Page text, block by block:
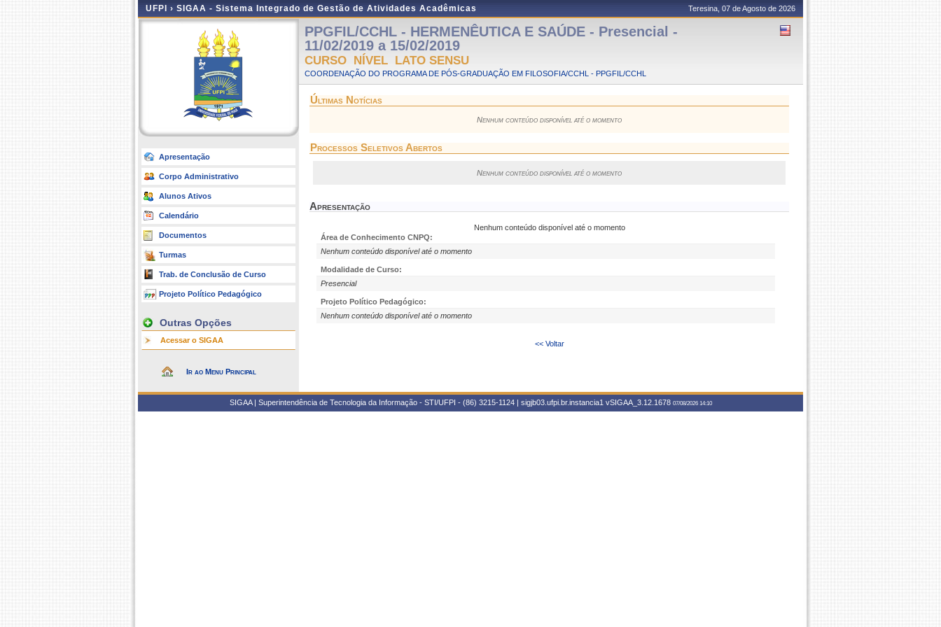
UFPI › SIGAA - Sistema Integrado de Gestão de Atividades Acadêmicas Teresina, 07 de Agosto de 2026
Apresentação
Corpo Administrativo
Alunos Ativos
Calendário
Documentos
Turmas
Trab. de Conclusão de Curso
Projeto Político Pedagógico
Outras Opções
Acessar o SIGAA
Ir ao Menu Principal
PPGFIL/CCHL - HERMENÊUTICA E SAÚDE - Presencial -
11/02/2019 a 15/02/2019
CURSO NÍVEL LATO SENSU
COORDENAÇÃO DO PROGRAMA DE PÓS-GRADUAÇÃO EM FILOSOFIA/CCHL - PPGFIL/CCHL
Últimas Notícias
Nenhum conteúdo disponível até o momento
Processos Seletivos Abertos
Nenhum conteúdo disponível até o momento
Apresentação
Nenhum conteúdo disponível até o momento
Área de Conhecimento CNPQ:
Nenhum conteúdo disponível até o momento
Modalidade de Curso:
Presencial
Projeto Político Pedagógico:
Nenhum conteúdo disponível até o momento
<< Voltar
SIGAA | Superintendência de Tecnologia da Informação - STI/UFPI - (86) 3215-1124 | sigjb03.ufpi.br.instancia1 vSIGAA_3.12.1678 07/08/2026 14:10